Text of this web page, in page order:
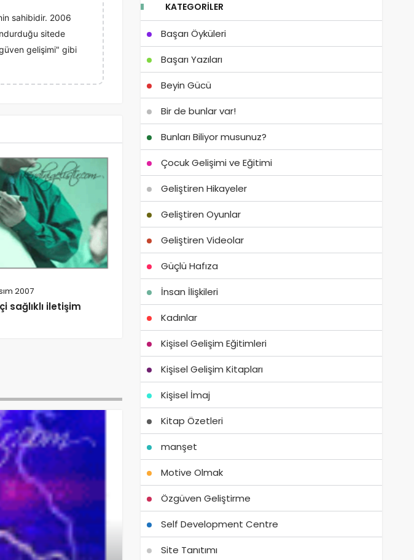
sahibidir. 2006
sitede
gelişimi" gibi
2007
sağlıklı iletişim
KATEGORILER
Başarı Öyküleri
Başarı Yazıları
Beyin Gücü
Bir de bunlar var!
Bunları Biliyor musunuz?
Çocuk Gelişimi ve Eğitimi
Geliştiren Hikayeler
Geliştiren Oyunlar
Geliştiren Videolar
Güçlü Hafıza
İnsan İlişkileri
Kadınlar
Kişisel Gelişim Eğitimleri
Kişisel Gelişim Kitapları
Kişisel İmaj
Kitap Özetleri
manşet
Motive Olmak
Özgüven Geliştirme
Self Development Centre
Site Tanıtımı